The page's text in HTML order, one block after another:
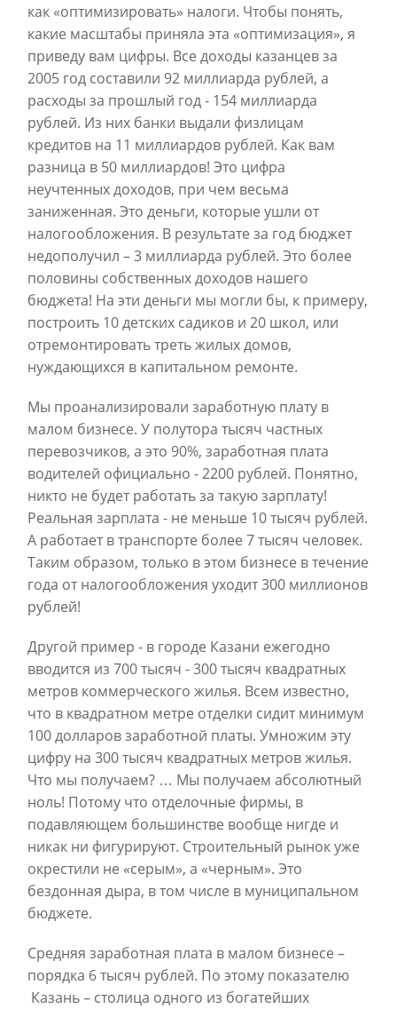
как «оптимизировать» налоги. Чтобы понять,
какие масштабы приняла эта «оптимизация», я
приведу вам цифры. Все доходы казанцев за
2005 год составили 92 миллиарда рублей, а
расходы за прошлый год - 154 миллиарда
рублей. Из них банки выдали физлицам
кредитов на 11 миллиардов рублей. Как вам
разница в 50 миллиардов! Это цифра
неучтенных доходов, при чем весьма
заниженная. Это деньги, которые ушли от
налогообложения. В результате за год бюджет
недополучил – 3 миллиарда рублей. Это более
половины собственных доходов нашего
бюджета! На эти деньги мы могли бы, к примеру,
построить 10 детских садиков и 20 школ, или
отремонтировать треть жилых домов,
нуждающихся в капитальном ремонте.
Мы проанализировали заработную плату в
малом бизнесе. У полутора тысяч частных
перевозчиков, а это 90%, заработная плата
водителей официально - 2200 рублей. Понятно,
никто не будет работать за такую зарплату!
Реальная зарплата - не меньше 10 тысяч рублей.
А работает в транспорте более 7 тысяч человек.
Таким образом, только в этом бизнесе в течение
года от налогообложения уходит 300 миллионов
рублей!
Другой пример - в городе Казани ежегодно
вводится из 700 тысяч - 300 тысяч квадратных
метров коммерческого жилья. Всем известно,
что в квадратном метре отделки сидит минимум
100 долларов заработной платы. Умножим эту
цифру на 300 тысяч квадратных метров жилья.
Что мы получаем? … Мы получаем абсолютный
ноль! Потому что отделочные фирмы, в
подавляющем большинстве вообще нигде и
никак ни фигурируют. Строительный рынок уже
окрестили не «серым», а «черным». Это
бездонная дыра, в том числе в муниципальном
бюджете.
Средняя заработная плата в малом бизнесе –
порядка 6 тысяч рублей. По этому показателю
Казань – столица одного из богатейших